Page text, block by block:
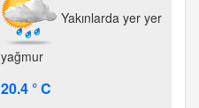
Yakınlarda yer yer
yağmur
20.4 ° C